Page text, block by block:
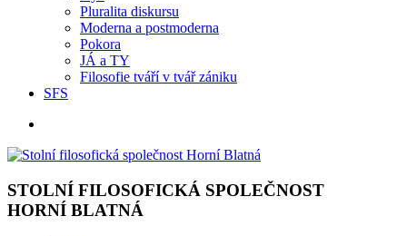
Pluralita diskursu
Moderna a postmoderna
Pokora
JÁ a TY
Filosofie tváří v tvář zániku
SFS
STOLNÍ FILOSOFICKÁ SPOLEČNOST
HORNÍ BLATNÁ